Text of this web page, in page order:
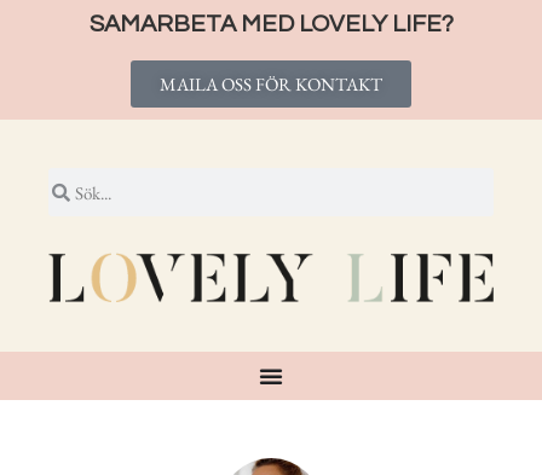
SAMARBETA MED LOVELY LIFE?
MAILA OSS FÖR KONTAKT